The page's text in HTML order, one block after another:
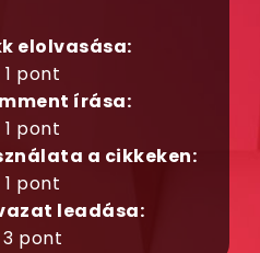
elolvasása:
1 pont
írása:
1 pont
a cikkeken:
1 pont
leadása:
3 pont